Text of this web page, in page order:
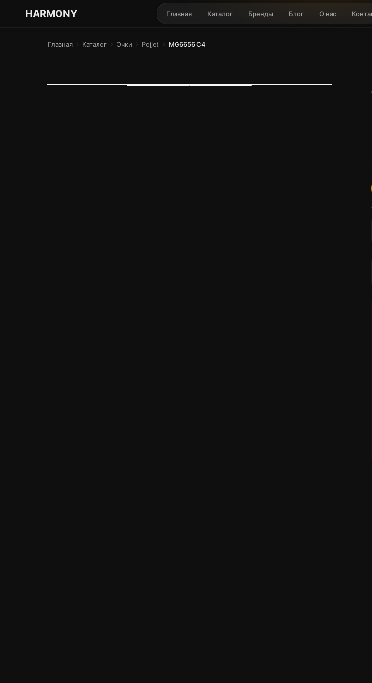
ГАРМОНИЯ ГЛАЗ
HARMONY Главная Каталог Бренды Блог О нас
Главная chevron_right Каталог chevron_right Очки chevron_right Pojjet chevron_right MG6656 C4